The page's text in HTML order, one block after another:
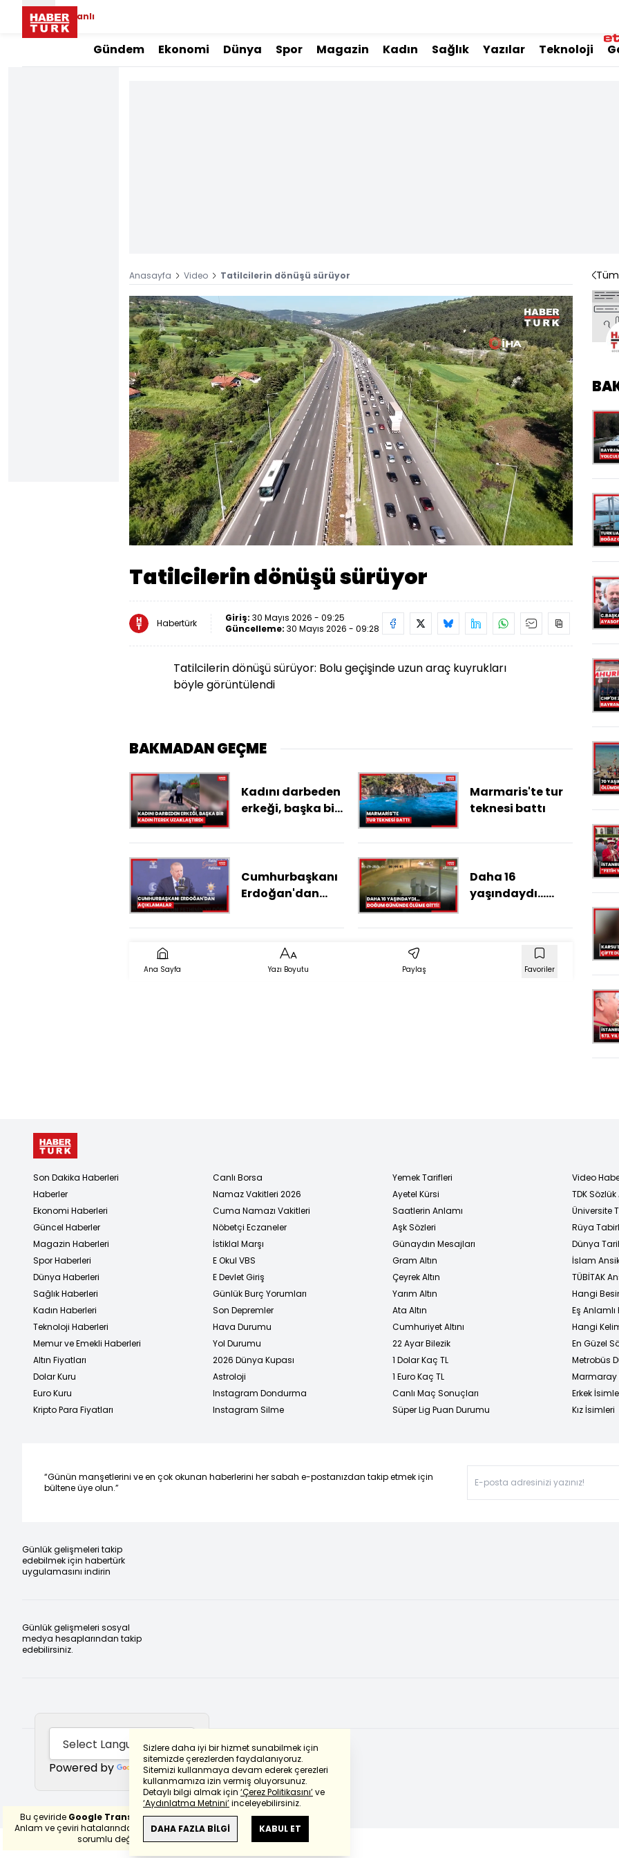
Canlı
Gündem Ekonomi Dünya Spor Magazin Kadın Sağlık Yazılar Teknoloji
Anasayfa Video Tatilcilerin dönüşü sürüyor
Sesi
Aç
1080
Yüklendi:
17.23%
Oynatma
Hızı
Tatilcilerin dönüşü sürüyor
Habertürk Giriş: 30 Mayıs 2026 - 09:25
Güncelleme: 30 Mayıs 2026 - 09:28
Tatilcilerin dönüşü sürüyor: Bolu geçişinde uzun araç kuyrukları
böyle görüntülendi
BAKMADAN GEÇME
Kadını darbeden
erkeği, başka bir
uzaklaştırdı
Marmaris'te tur
teknesi battı
Cumhurbaşkanı
Erdoğan'dan
Daha 16
yaşındaydı...
ölüme gitti!
Ana Sayfa Yazı Boyutu Paylaş Favoriler
Sizlere daha iyi bir hizmet sunabilmek için
sitemizde çerezlerden faydalanıyoruz.
Sitemizi kullanmaya devam ederek çerezleri
kullanmamıza izin vermiş oluyorsunuz.
Detaylı bilgi almak için ‘Çerez Politikasını’ve
‘Aydınlatma Metnini’inceleyebilirsiniz.
DAHA FAZLA BİLGİ KABUL ET
Son Dakika Haberleri
Haberler
Ekonomi Haberleri
Güncel Haberler
Magazin Haberleri
Spor Haberleri
Dünya Haberleri
Sağlık Haberleri
Kadın Haberleri
Teknoloji Haberleri
Memur ve Emekli Haberleri
Altın Fiyatları
Dolar Kuru
Euro Kuru
Kripto Para Fiyatları
Canlı Borsa
Namaz Vakitleri 2026
Cuma Namazı Vakitleri
Nöbetçi Eczaneler
İstiklal Marşı
E Okul VBS
E Devlet Giriş
Günlük Burç Yorumları
Son Depremler
Hava Durumu
Yol Durumu
2026 Dünya Kupası
Astroloji
Instagram Dondurma
Instagram Silme
Yemek Tarifleri
Ayetel Kürsi
Saatlerin Anlamı
Aşk Sözleri
Günaydın Mesajları
Gram Altın
Çeyrek Altın
Yarım Altın
Ata Altın
Cumhuriyet Altını
22 Ayar Bilezik
1 Dolar Kaç TL
1 Euro Kaç TL
Canlı Maç Sonuçları
Süper Lig Puan Durumu
Video
TDK
Üniversite
Rüya
Dünya
İslam
TÜBİTAK
Hangi
Eş
Hangi
En Güzel
Metrobüs
Marmaray
Erkek
Kız İsimleri
“Günün manşetlerini ve en çok okunan haberlerini her sabah e-postanızdan takip etmek için
bültene üye olun.”
Günlük gelişmeleri takip
edebilmek için habertürk
uygulamasını indirin
Günlük gelişmeleri sosyal
medya hesaplarından takip
edebilirsiniz.
Powered by Translate
Bu çeviride Google Transletekullanılmıştır.
Anlam ve çeviri hatalarından
haberturk.com
sorumlu değildir.